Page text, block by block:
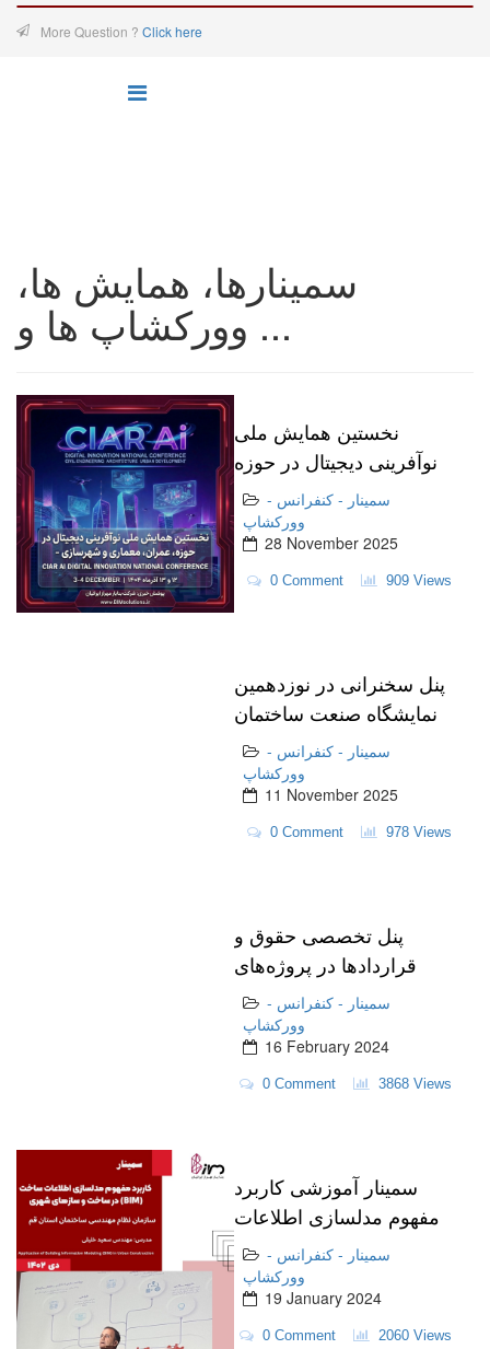
More Question ? Click here
سمینارها، همایش ها،
وورکشاپ ها و ...
نخستین همایش ملی
نوآفرینی دیجیتال در حوزه
عمران، معماری و
شهرسازی (CIARAI)
سمینار - کنفرانس -
وورکشاپ
28 November 2025
0 Comment 909 Views
پنل سخنرانی در نوزدهمین
نمایشگاه صنعت ساختمان
سمینار - کنفرانس -
وورکشاپ
11 November 2025
0 Comment 978 Views
پنل تخصصی حقوق و
قراردادها در پروژه‌های
BIM در نمایشگاه
IRANBUILD 2024
سمینار - کنفرانس -
وورکشاپ
16 February 2024
0 Comment 3868 Views
سمینار آموزشی کاربرد
مفهوم مدلسازی اطلاعات
ساخت (BIM) در ساخت و
سازهای شهری-نظام
مهندسی قم - دی ماه
1402
سمینار - کنفرانس -
وورکشاپ
19 January 2024
0 Comment 2060 Views